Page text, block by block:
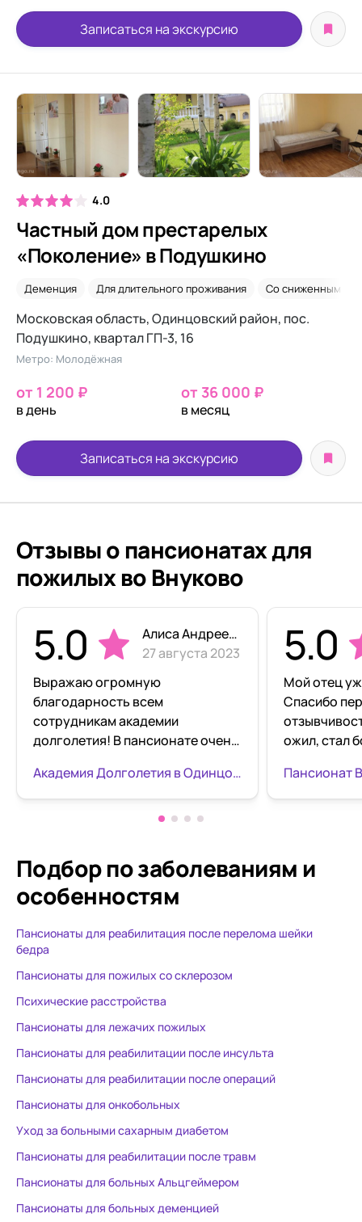
Записаться на экскурсию
4.0
Частный дом престарелых
«Поколение» в Подушкино
Деменция Для длительного проживания Со сниженным
Московская область, Одинцовский район, пос.
Подушкино, квартал ГП-3, 16
Метро: Молодёжная
от 1 200 ₽
в день
от 36 000 ₽
в месяц
Записаться на экскурсию
Отзывы о пансионатах для
пожилых во Внуково
5.0
Алиса Андреева
27 августа 2023
Выражаю огромную
благодарность всем
сотрудникам академии
долголетия! В пансионате очень
проживающих, кормят
разнообразно, делают
различные засолы, пекут, даже
Пансионат очень уютный и
чистый. Территория очень
ухоженная, зелёная с цветами и
за отца, все уже накормлены,
одеты, и гуляют во дворе,
играют вместе в домино.
Атмосфера прекрасная. Все
проживающие в отличном
настроении, всегда чем-то
заняты, постоянно проходят
развивающие занятия, то и дело
играет музыка. Ежедневный
фотоотчёт в телеграмм.
Светлана Ильинична, спасибо
Вам огромное, что заботитесь о
моём отце!!! Вы прекрасно всё
организовываете, и видно, что
делаете это с душой! Спасибо
Академия Долголетия в Одинцово
5.0
Мой отец
Спасибо
ожил, стал
стараемся
можно
Пансионат
Подбор по заболеваниям и
особенностям
Пансионаты для реабилитация после перелома шейки
бедра
Пансионаты для пожилых со склерозом
Психические расстройства
Пансионаты для лежачих пожилых
Пансионаты для реабилитации после инсульта
Пансионаты для реабилитации после операций
Пансионаты для онкобольных
Уход за больными сахарным диабетом
Пансионаты для реабилитации после травм
Пансионаты для больных Альцгеймером
Пансионаты для больных деменцией